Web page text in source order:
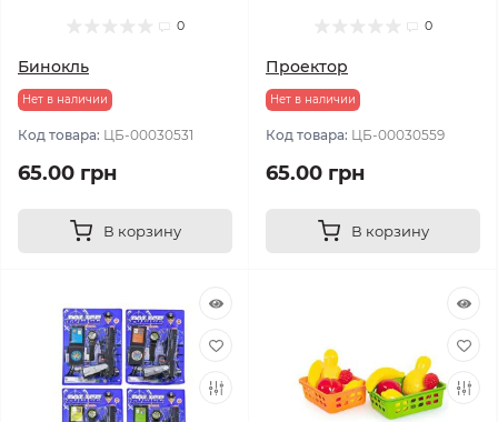
0
Бинокль
Нет в наличии
Код товара: ЦБ-00030531
65.00 грн
В корзину
0
Проектор
Нет в наличии
Код товара: ЦБ-00030559
65.00 грн
В корзину